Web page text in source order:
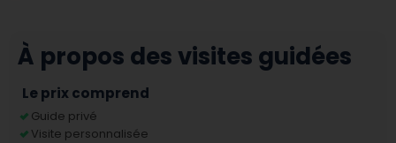
À propos des visites guidées
Le prix comprend
Guide privé
Visite personnalisée